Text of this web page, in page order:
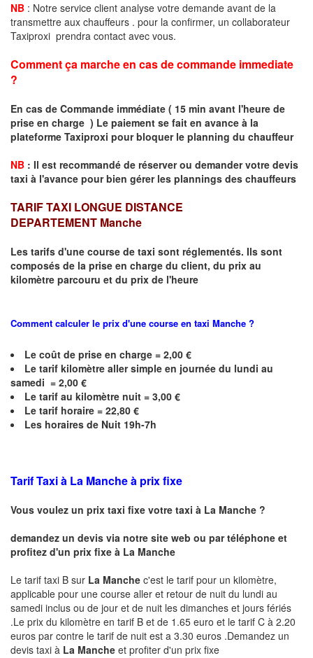
NB : Notre service client analyse votre demande avant de la
transmettre aux chauffeurs . pour la confirmer, un collaborateur
Taxiproxi prendra contact avec vous.
Comment ça marche en cas de commande immediate
?
En cas de Commande immédiate ( 15 min avant l'heure de
prise en charge ) Le paiement se fait en avance à la
plateforme Taxiproxi pour bloquer le planning du chauffeur
NB : Il est recommandé de réserverou demandervotre devis
taxi à l'avance pour bien gérer les plannings des chauffeurs
TARIF TAXI LONGUE DISTANCE
DEPARTEMENT Manche
Les tarifs d'une course de taxi sont réglementés. Ils sont
composés de la prise en charge du client, du prix au
kilomètre parcouru et du prix de l'heure
Comment calculer le prix d'une course en taxi Manche ?
Le coût de prise en charge = 2,00 €
Le tarif kilomètre aller simple en journée du lundi au
samedi = 2,00 €
Le tarif au kilomètre nuit = 3,00 €
Le tarif horaire = 22,80 €
Les horaires de Nuit 19h-7h
Tarif Taxi à La Mancheà prix fixe
Vous voulez un prix taxi fixe votre taxi à La Manche ?
demandez un devis via notre site web ou par téléphone et
profitez d'un prix fixe à La Manche
Le tarif taxi B sur La Manche c'est le tarif pour un kilomètre,
applicable pour une course aller et retour de nuit du lundi au
samedi inclus ou de jour et de nuit les dimanches et jours fériés
.Le prix du kilomètre en tarif B et de 1.65 euro et le tarif C à 2.20
euros par contre le tarif de nuit est a 3.30 euros .Demandez un
devis taxi à La Manche et profiter d'un prix fixe